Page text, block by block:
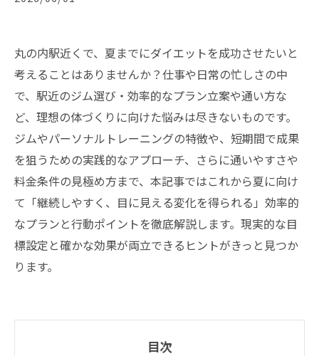
丸の内駅近くで、夏までにダイエットを成功させたいと
考えることはありませんか？仕事や日常の忙しさの中
で、駅近のジム選び・効率的なプラン立案や通い方な
ど、理想の体づくりに向けた悩みは尽きないものです。
ジムやパーソナルトレーニングの特徴や、短期間で成果
を狙うための実践的なアプローチ、さらに通いやすさや
料金条件の見極め方まで、本記事ではこれから夏に向け
て「継続しやすく、目に見える変化を得られる」効率的
なプランと行動ポイントを徹底解説します。現実的な目
標設定と確かな効果が両立できるヒントがきっと見つか
ります。
目次